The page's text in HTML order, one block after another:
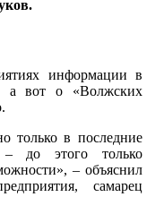
информации в
а вот о «Волжских
только в последние
до этого только
– объяснил
самарец